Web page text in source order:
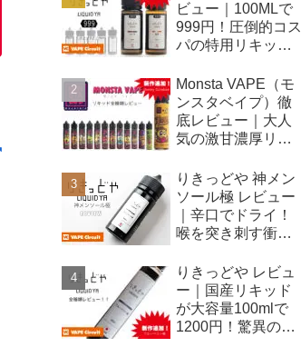
ビュー｜100MLで
999円！圧倒的コス
パの特用リキッド
Monsta VAPE（モ
ンスタベイプ）徹
底レビュー｜大人
気の激甘濃厚リキ
みました！
りきっどや 神メン
ソール極 レビュー
｜辛口でドライ！
喉を突き刺す衝撃
りきっどや レビュ
ー｜国産リキッド
が大容量100mlで
1200円！驚異のコ